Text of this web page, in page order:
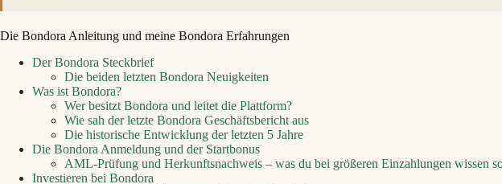
Die Bondora Anleitung und meine Bondora Erfahrungen
Der Bondora Steckbrief
Die beiden letzten Bondora Neuigkeiten
Was ist Bondora?
Wer besitzt Bondora und leitet die Plattform?
Wie sah der letzte Bondora Geschäftsbericht aus
Die historische Entwicklung der letzten 5 Jahre
Die Bondora Anmeldung und der Startbonus
AML-Prüfung und Herkunftsnachweis – was du bei größeren Einzahlungen wissen
Investieren bei Bondora